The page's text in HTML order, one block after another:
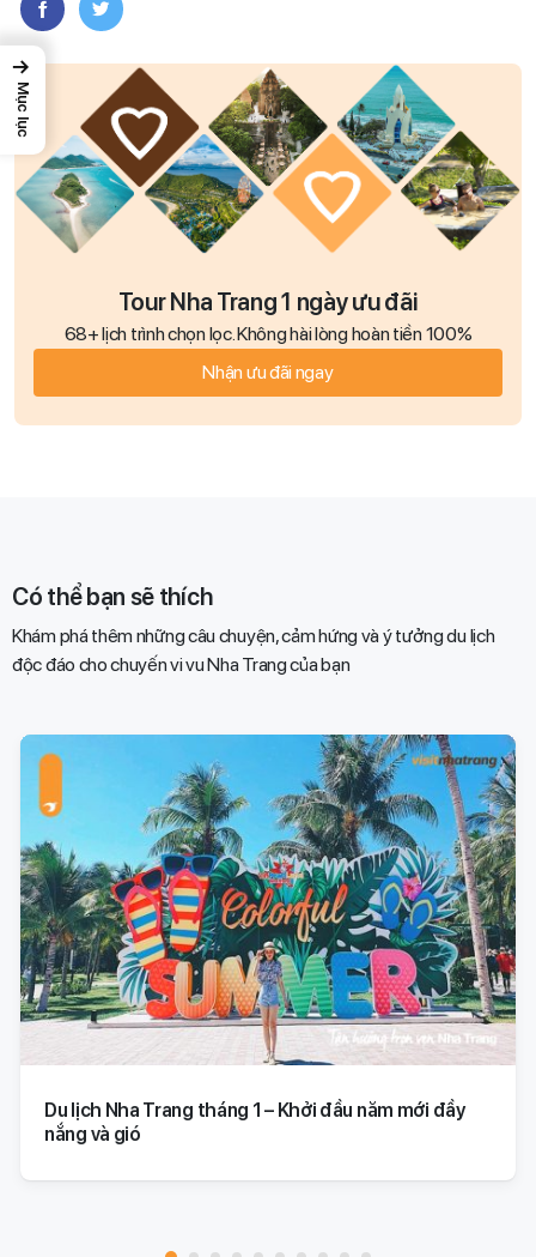
Tour Nha Trang 1 ngày ưu đãi
68+ lịch trình chọn lọc. Không hài lòng hoàn tiền 100%
Nhận ưu đãi ngay
Có thể bạn sẽ thích
Khám phá thêm những câu chuyện, cảm hứng và ý tưởng du lịch
độc đáo cho chuyến vi vu Nha Trang của bạn​
Du lịch Nha Trang tháng 1 – Khởi đầu năm mới đầy
nắng và gió
→
Mục lục